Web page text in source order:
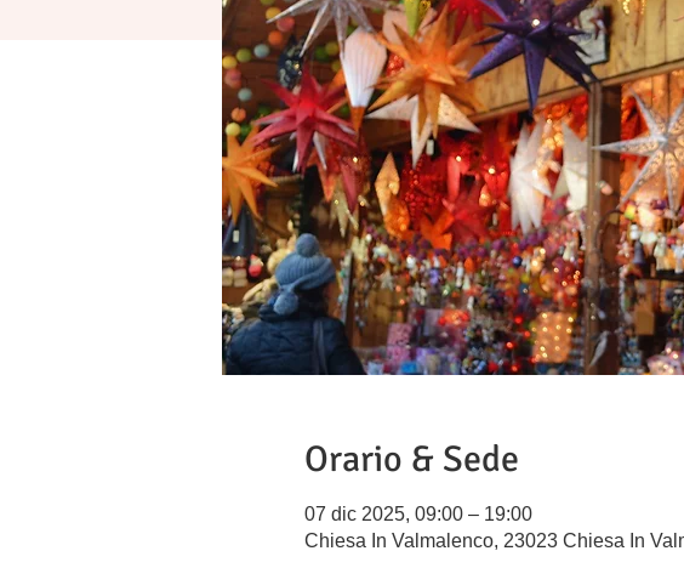
Orario & Sede
07 dic 2025, 09:00 – 19:00
Chiesa In Valmalenco, 23023 Chiesa In